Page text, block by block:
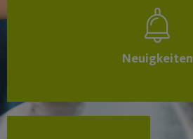
Neuigkeiten